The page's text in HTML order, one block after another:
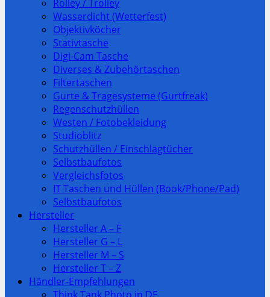
Rolley / Trolley
Wasserdicht (Wetterfest)
Objektivköcher
Stativtasche
Digi-Cam Tasche
Diverses & Zubehörtaschen
Filtertaschen
Gurte & Tragesysteme (Gurtfreak)
Regenschutzhüllen
Westen / Fotobekleidung
Studioblitz
Schutzhüllen / Einschlagtücher
Selbstbaufotos
Vergleichsfotos
IT Taschen und Hüllen (Book/Phone/Pad)
Selbstbaufotos
Hersteller
Hersteller A – F
Hersteller G – L
Hersteller M – S
Hersteller T – Z
Händler-Empfehlungen